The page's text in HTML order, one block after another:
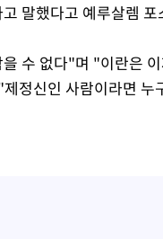
말했다고 예루살렘
수 없다"며 "이란은
정신인 사람이라면